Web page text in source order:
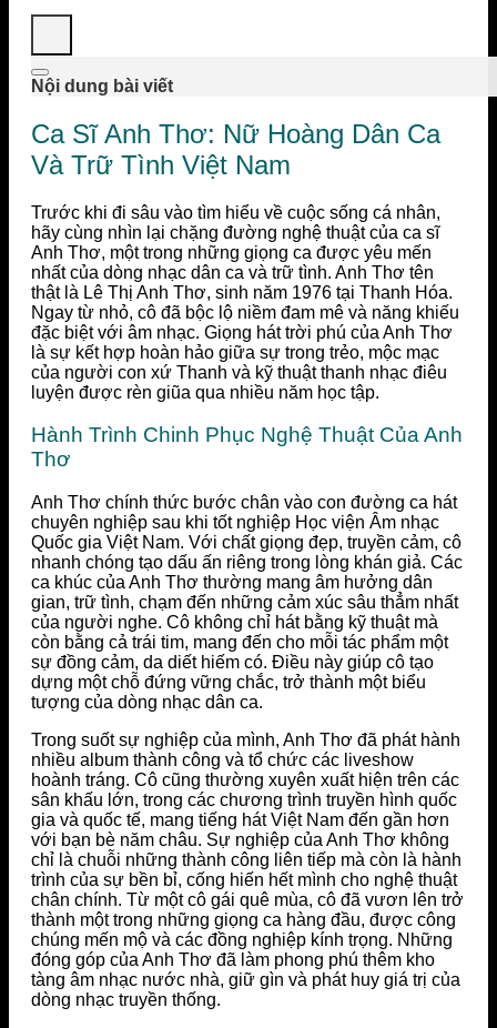
Nội dung bài viết
Ca Sĩ Anh Thơ: Nữ Hoàng Dân Ca
Và Trữ Tình Việt Nam
Trước khi đi sâu vào tìm hiểu về cuộc sống cá nhân,
hãy cùng nhìn lại chặng đường nghệ thuật của ca sĩ
Anh Thơ, một trong những giọng ca được yêu mến
nhất của dòng nhạc dân ca và trữ tình. Anh Thơ tên
thật là Lê Thị Anh Thơ, sinh năm 1976 tại Thanh Hóa.
Ngay từ nhỏ, cô đã bộc lộ niềm đam mê và năng khiếu
đặc biệt với âm nhạc. Giọng hát trời phú của Anh Thơ
là sự kết hợp hoàn hảo giữa sự trong trẻo, mộc mạc
của người con xứ Thanh và kỹ thuật thanh nhạc điêu
luyện được rèn giũa qua nhiều năm học tập.
Hành Trình Chinh Phục Nghệ Thuật Của Anh
Thơ
Anh Thơ chính thức bước chân vào con đường ca hát
chuyên nghiệp sau khi tốt nghiệp Học viện Âm nhạc
Quốc gia Việt Nam. Với chất giọng đẹp, truyền cảm, cô
nhanh chóng tạo dấu ấn riêng trong lòng khán giả. Các
ca khúc của Anh Thơ thường mang âm hưởng dân
gian, trữ tình, chạm đến những cảm xúc sâu thẳm nhất
của người nghe. Cô không chỉ hát bằng kỹ thuật mà
còn bằng cả trái tim, mang đến cho mỗi tác phẩm một
sự đồng cảm, da diết hiếm có. Điều này giúp cô tạo
dựng một chỗ đứng vững chắc, trở thành một biểu
tượng của dòng nhạc dân ca.
Trong suốt sự nghiệp của mình, Anh Thơ đã phát hành
nhiều album thành công và tổ chức các liveshow
hoành tráng. Cô cũng thường xuyên xuất hiện trên các
sân khấu lớn, trong các chương trình truyền hình quốc
gia và quốc tế, mang tiếng hát Việt Nam đến gần hơn
với bạn bè năm châu. Sự nghiệp của Anh Thơ không
chỉ là chuỗi những thành công liên tiếp mà còn là hành
trình của sự bền bỉ, cống hiến hết mình cho nghệ thuật
chân chính. Từ một cô gái quê mùa, cô đã vươn lên trở
thành một trong những giọng ca hàng đầu, được công
chúng mến mộ và các đồng nghiệp kính trọng. Những
đóng góp của Anh Thơ đã làm phong phú thêm kho
tàng âm nhạc nước nhà, giữ gìn và phát huy giá trị của
dòng nhạc truyền thống.